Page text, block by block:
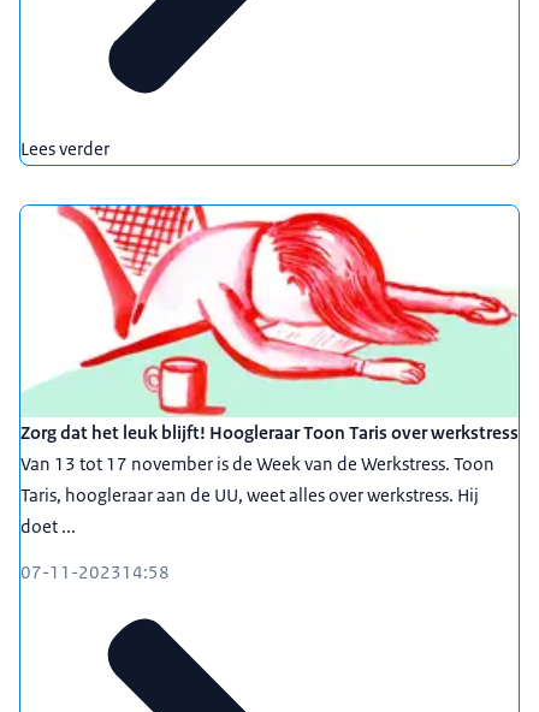
Lees verder
Zorg dat het leuk blijft! Hoogleraar Toon Taris over werkstress
Van 13 tot 17 november is de Week van de Werkstress. Toon
Taris, hoogleraar aan de UU, weet alles over werkstress. Hij
doet ...
07-11-202314:58